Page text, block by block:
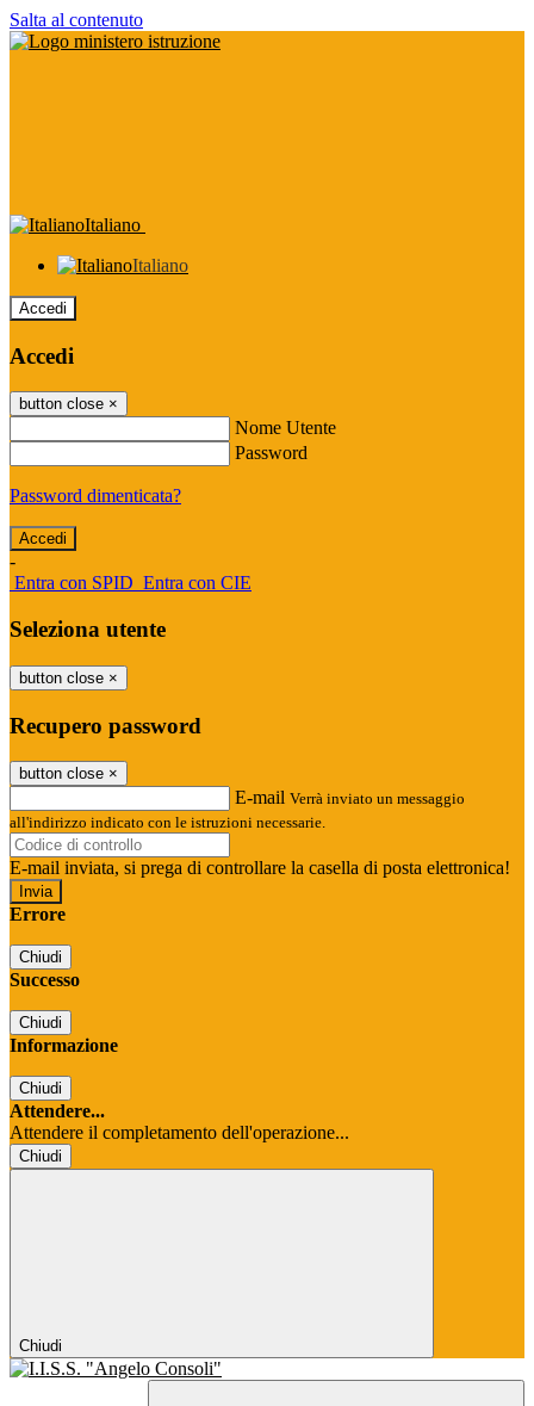
Salta al contenuto
Italiano
Italiano
Accedi
Accedi
button close ×
Nome Utente
Password
Password dimenticata?
-
Entra con SPID Entra con CIE
Seleziona utente
button close ×
Recupero password
button close ×
E-mail Verrà inviato un messaggio
all'indirizzo indicato con le istruzioni necessarie.
E-mail inviata, si prega di controllare la casella di posta elettronica!
Errore
Chiudi
Successo
Chiudi
Informazione
Chiudi
Attendere...
Attendere il completamento dell'operazione...
Chiudi
Chiudi